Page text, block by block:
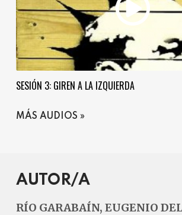
SESIÓN 3: GIREN A LA IZQUIERDA
MÁS AUDIOS
AUTOR/A
RÍO GARABAÍN, EUGENIO